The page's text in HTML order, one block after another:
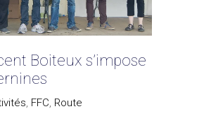
Boiteux s’impose
FFC Route